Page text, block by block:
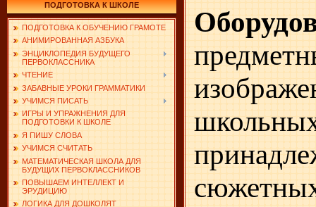
ПОДГОТОВКА К ШКОЛЕ
ПОДГОТОВКА К ОБУЧЕНИЮ ГРАМОТЕ
АНИМИРОВАННАЯ АЗБУКА
ЭНЦИКЛОПЕДИЯ БУДУЩЕГО
ПЕРВОКЛАССНИКА
ЧТЕНИЕ
ЗАБАВНЫЕ УРОКИ ГРАММАТИКИ
УЧИМСЯ ПИСАТЬ
ИГРЫ И УПРАЖНЕНИЯ ДЛЯ
ПОДГОТОВКИ К ШКОЛЕ
Я ПИШУ СЛОВА
УЧИМСЯ СЧИТАТЬ
МАТЕМАТИЧЕСКАЯ ШКОЛА ДЛЯ
БУДУЩИХ ПЕРВОКЛАССНИКОВ
ПОВЫШАЕМ ИНТЕЛЛЕКТ И
ЭРУДИЦИЮ
ЛОГИКА ДЛЯ ДОШКОЛЯТ